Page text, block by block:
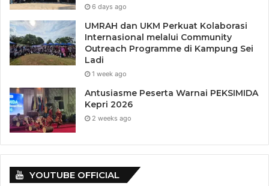
6 days ago
UMRAH dan UKM Perkuat Kolaborasi
Internasional melalui Community
Outreach Programme di Kampung Sei
Ladi
1 week ago
Antusiasme Peserta Warnai PEKSIMIDA
Kepri 2026
2 weeks ago
YOUTUBE OFFICIAL